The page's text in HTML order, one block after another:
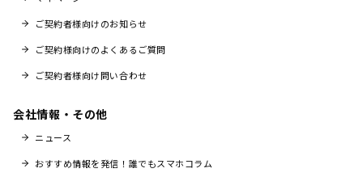
ご契約者様向けのお知らせ
ご契約様向けのよくあるご質問
ご契約者様向け問い合わせ
会社情報・その他
ニュース
おすすめ情報を発信！誰でもスマホコラム